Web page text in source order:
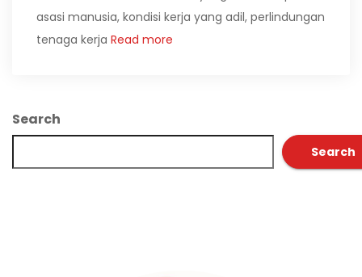
asasi manusia, kondisi kerja yang adil, perlindungan
tenaga kerja Read more
Search
Search